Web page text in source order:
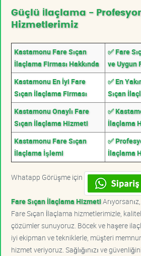
Güçlü İlaçlama -
Hizmetlerimiz
Kastamonu Fare Sıçan
İlaçlama Firması Hakkında
✅ Fare
ve Uygun
Kastamonu En İyi Fare
Sıçan İlaçlama Firması
✅ En
Sıçan
Kastamonu Onaylı Fare
Sıçan İlaçlama Hizmeti
✅
İlaçlama
Kastamonu Fare Sıçan
İlaçlama İşlemi
✅
İlaçlama
Whatapp Görüşme için
Fare Sıçan İlaçlama Hizmeti
Fare Sıçan İlaçlama hizmetlerimizle,
çözümler sunuyoruz. Böcek ve haşere
iyi ekipman ve tekniklerle, müşteri
hizmet veriyoruz. Sağlığınızı ve